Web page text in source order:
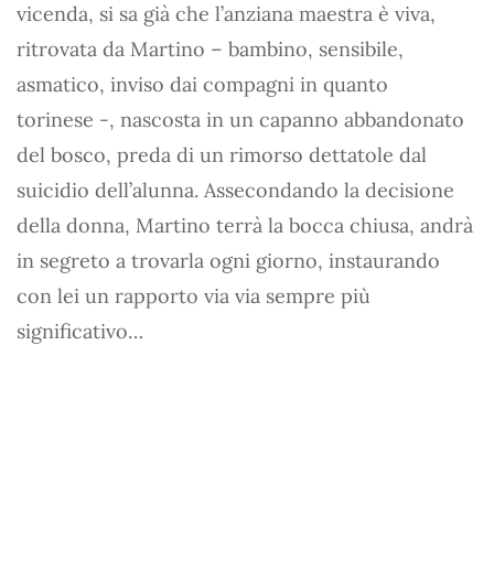
vicenda, si sa già che l’anziana maestra è viva,
ritrovata da Martino – bambino, sensibile,
asmatico, inviso dai compagni in quanto
torinese -, nascosta in un capanno abbandonato
del bosco, preda di un rimorso dettatole dal
suicidio dell’alunna. Assecondando la decisione
della donna, Martino terrà la bocca chiusa, andrà
in segreto a trovarla ogni giorno, instaurando
con lei un rapporto via via sempre più
significativo…